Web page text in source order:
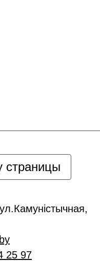
страницы
25 97